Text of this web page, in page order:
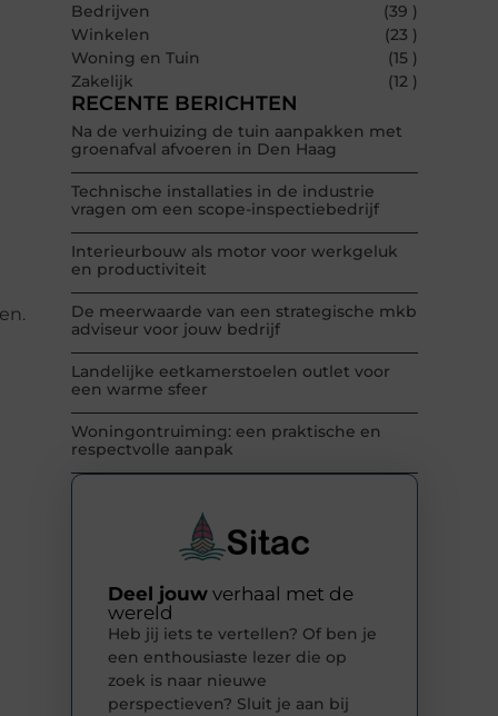
Bedrijven
(39 )
Winkelen
(23 )
Woning en Tuin
(15 )
Zakelijk
(12 )
RECENTE BERICHTEN
Na de verhuizing de tuin aanpakken met
groenafval afvoeren in Den Haag
Technische installaties in de industrie
vragen om een scope-inspectiebedrijf
Interieurbouw als motor voor werkgeluk
en productiviteit
De meerwaarde van een strategische mkb
adviseur voor jouw bedrijf
Landelijke eetkamerstoelen outlet voor
een warme sfeer
Woningontruiming: een praktische en
respectvolle aanpak
Deel jouw verhaal met de
wereld
Heb jij iets te vertellen? Of ben je
een enthousiaste lezer die op
zoek is naar nieuwe
perspectieven? Sluit je aan bij